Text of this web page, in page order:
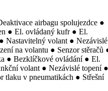
airbagu spolujezdce ●
● El. ovládaný kufr ● El.
Nastavitelný volant ● Nezávislé
na volantu ● Senzor stěračů
● Bezklíčkové ovládání ● El.
volant ● Nezávislé topení
tlaku v pneumatikách ● Střešní